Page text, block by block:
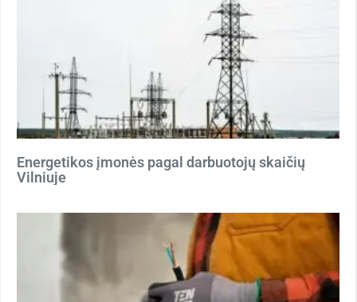
Energetikos įmonės pagal darbuotojų skaičių
Vilniuje